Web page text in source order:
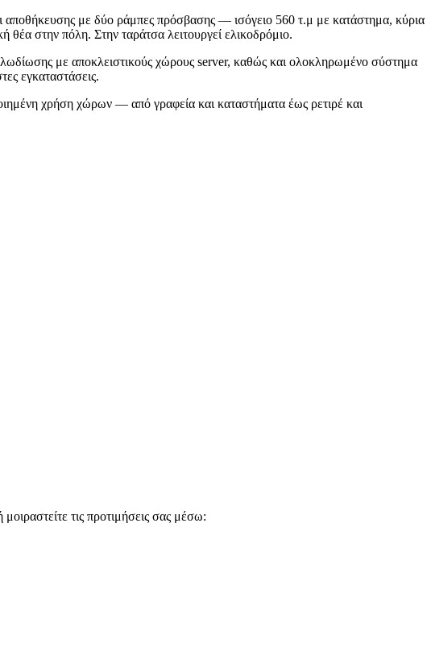
με δύο ράμπες πρόσβασης — ισόγειο 560 τ.μ με κατάστημα, κύρια
θέα στην πόλη. Στην ταράτσα λειτουργεί ελικοδρόμιο.
με αποκλειστικούς χώρους server, καθώς και ολοκληρωμένο σύστημα
εγκαταστάσεις.
χρήση χώρων — από γραφεία και καταστήματα έως ρετιρέ και
τις προτιμήσεις σας μέσω: